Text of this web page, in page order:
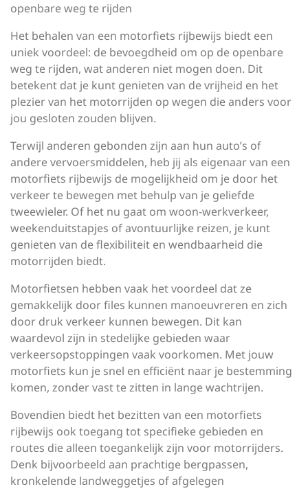
openbare weg te rijden
Het behalen van een motorfiets rijbewijs biedt een
uniek voordeel: de bevoegdheid om op de openbare
weg te rijden, wat anderen niet mogen doen. Dit
betekent dat je kunt genieten van de vrijheid en het
plezier van het motorrijden op wegen die anders voor
jou gesloten zouden blijven.
Terwijl anderen gebonden zijn aan hun auto’s of
andere vervoersmiddelen, heb jij als eigenaar van een
motorfiets rijbewijs de mogelijkheid om je door het
verkeer te bewegen met behulp van je geliefde
tweewieler. Of het nu gaat om woon-werkverkeer,
weekenduitstapjes of avontuurlijke reizen, je kunt
genieten van de flexibiliteit en wendbaarheid die
motorrijden biedt.
Motorfietsen hebben vaak het voordeel dat ze
gemakkelijk door files kunnen manoeuvreren en zich
door druk verkeer kunnen bewegen. Dit kan
waardevol zijn in stedelijke gebieden waar
verkeersopstoppingen vaak voorkomen. Met jouw
motorfiets kun je snel en efficiënt naar je bestemming
komen, zonder vast te zitten in lange wachtrijen.
Bovendien biedt het bezitten van een motorfiets
rijbewijs ook toegang tot specifieke gebieden en
routes die alleen toegankelijk zijn voor motorrijders.
Denk bijvoorbeeld aan prachtige bergpassen,
kronkelende landweggetjes of afgelegen